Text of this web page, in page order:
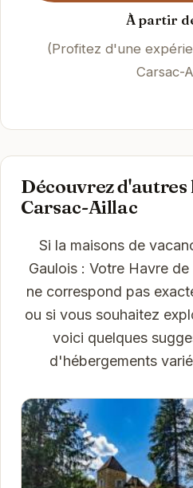
À partir
(Profitez d'une
Carsac-
Découvrez
Carsac-Aillac
Si la maisons de
Gaulois : Votre Havre
ne correspond pas
ou si vous souhaitez
voici quelques
d'hébergements